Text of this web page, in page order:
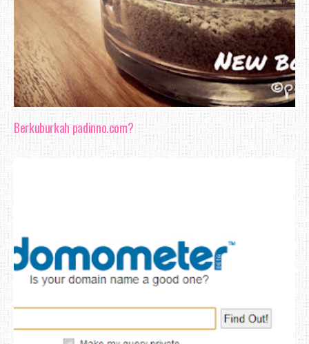
Berkuburkah padinno.com?